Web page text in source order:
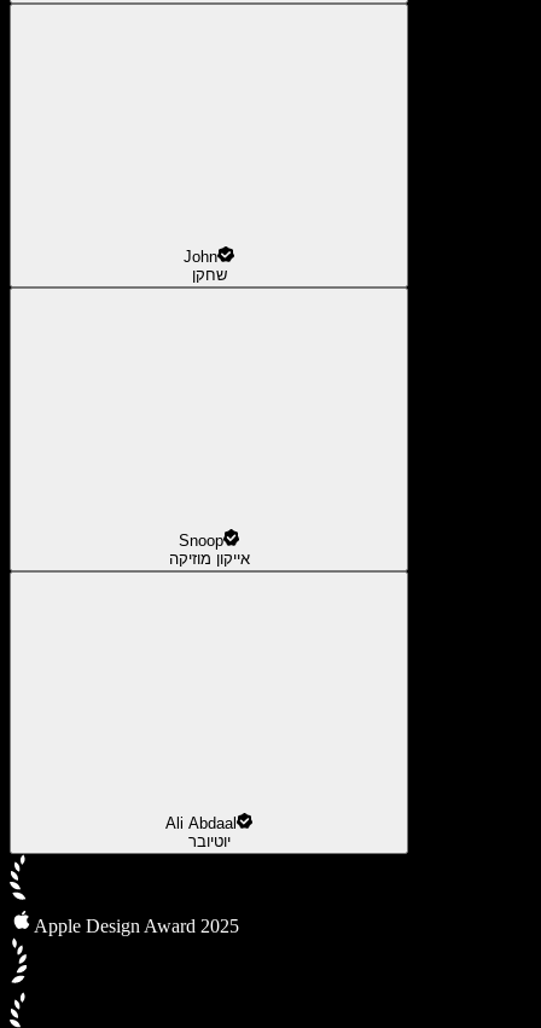
John
שחקן
Snoop
אייקון מוזיקה
Ali Abdaal
יוטיובר
Apple Design Award 2025